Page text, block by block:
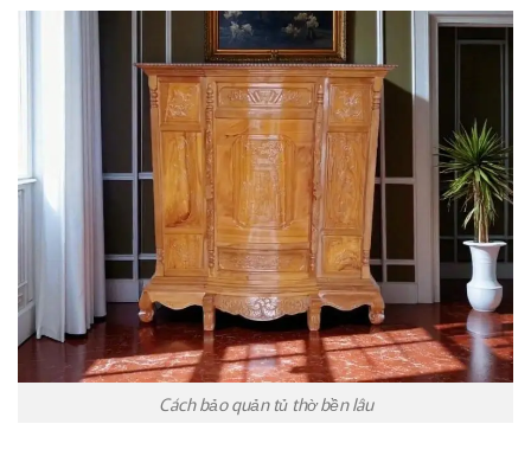
Cách bảo quản tủ thờ bền lâu